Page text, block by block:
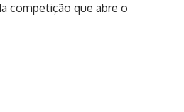
competição que abre o